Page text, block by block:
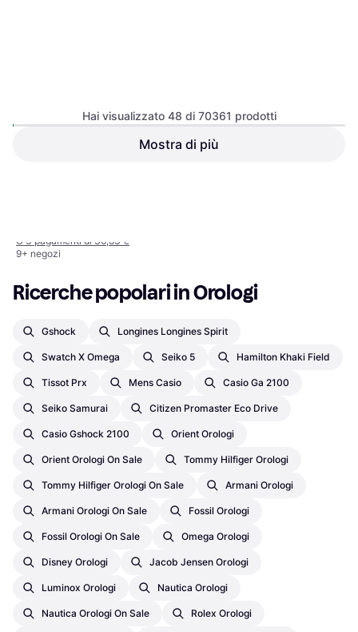
O 3 pagamenti di 36,63 €
9+ negozi
Longines Conquest
Automatique Cadran Bleu
Uomo, Argento, 38mm, Analogico,
Hai visualizzato 48 di 70361 prodotti
Mostra di più
Ricerche popolari in Orologi
Gshock Longines Longines Spirit
Swatch X Omega Seiko 5 Hamilton Khaki Field
Tissot Prx Mens Casio Casio Ga 2100
Seiko Samurai Citizen Promaster Eco Drive
Casio Gshock 2100 Orient Orologi
Orient Orologi On Sale Tommy Hilfiger Orologi
Tommy Hilfiger Orologi On Sale Armani Orologi
Armani Orologi On Sale Fossil Orologi
Fossil Orologi On Sale Omega Orologi
Disney Orologi Jacob Jensen Orologi
Luminox Orologi Nautica Orologi
Nautica Orologi On Sale Rolex Orologi